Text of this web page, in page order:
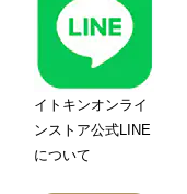
イトキンオンライ
ンストア公式LINE
について